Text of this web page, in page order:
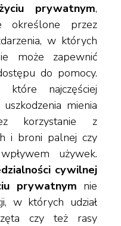
prywatnym,
określone przez
w których
może zapewnić
do pomocy.
które najczęściej
mienia
korzystanie z
i broni palnej czy
używek.
cywilnej
prywatnym nie
w których udział
czy też rasy